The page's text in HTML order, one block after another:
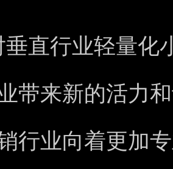
垂直行业轻量化
带来新的活力
行业向着更加